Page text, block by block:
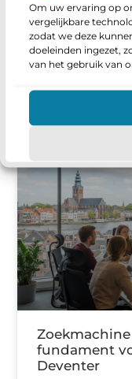
Om uw ervaring op
vergelijkbare
zodat we deze
doeleinden ingezet,
van het gebruik van
Vacatures
de
je past
Sta je op een
hebben op wat
projecten van
fundament
Deventer